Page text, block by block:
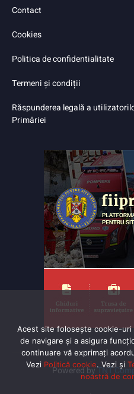
Contact
Cookies
Politica de confidentialitate
Termeni și condiții
Răspunderea legală a
Primăriei
Powered byTNT
Acest site folosește cookie-
de navigare și a asigura
continuare vă exprimaţi
Vezi Politică cookie. Vezi și
noastră de